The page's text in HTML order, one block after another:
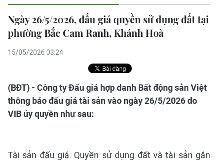
Ngày 26/5/2026, đấu giá quyền sử dụng đất tại
phường Bắc Cam Ranh, Khánh Hoà
15/05/2026 03:24
(BĐT) - Công ty Đấu giá hợp danh Bất động sản Việt
thông báo đấu giá tài sản vào ngày 26/5/2026 do
VIB ủy quyền như sau:
Tài sản đấu giá: Quyền sử dụng đất và tài sản gắn